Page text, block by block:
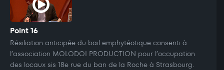
Point 16
Résiliation anticipée du bail emphytéotique consenti à
l’association MOLODOI PRODUCTION pour l’occupation
des locaux sis 18e rue du ban de la Roche à Strasbourg.